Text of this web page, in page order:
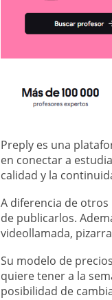
Preply es una
en conectar a
calidad y la
A diferencia de
de publicarlos.
videollamada,
Su modelo de
quiere tener a la
posibilidad de